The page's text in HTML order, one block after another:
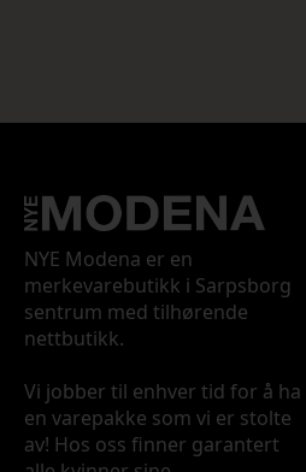
NYE Modena er en
merkevarebutikk i Sarpsborg
sentrum med tilhørende
nettbutikk.
Vi jobber til enhver tid for å ha
en varepakke som vi er stolte
av! Hos oss finner garantert